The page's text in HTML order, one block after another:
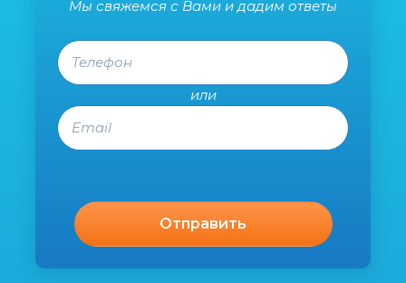
Мы свяжемся с Вами и дадим ответы
Телефон
или
Email